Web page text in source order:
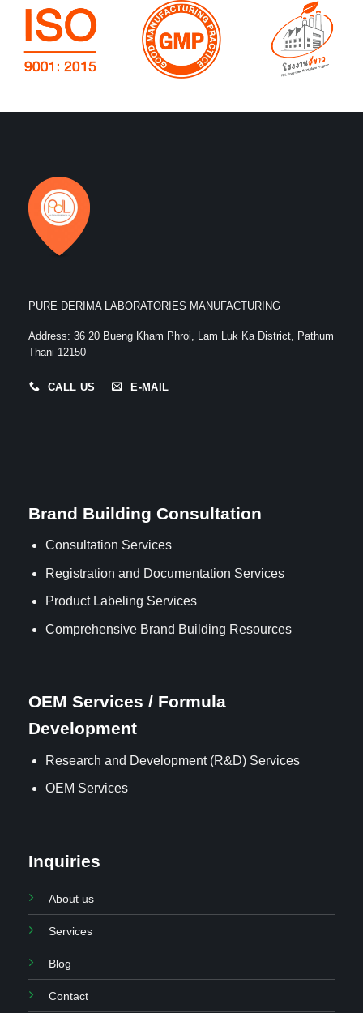
PURE DERIMA LABORATORIES MANUFACTURING
Address: 36 20 Bueng Kham Phroi, Lam Luk Ka District, Pathum
Thani 12150
CALL US E-MAIL
Brand Building Consultation
Consultation Services
Registration and Documentation Services
Product Labeling Services
Comprehensive Brand Building Resources
OEM Services / Formula
Development
Research and Development (R&D) Services
OEM Services
Inquiries
About us
Services
Blog
Contact